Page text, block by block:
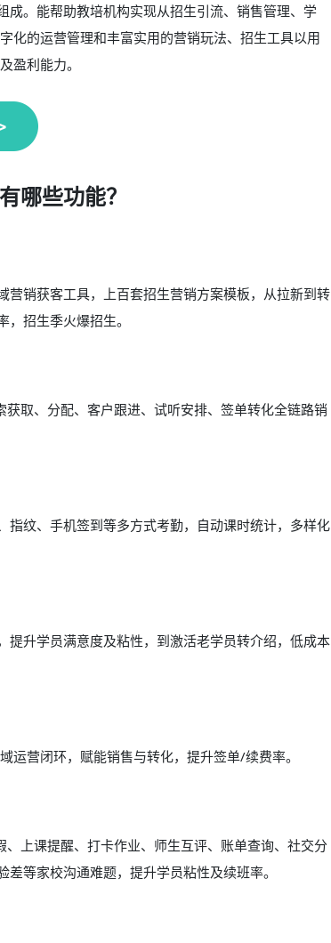
成。能帮助教培机构实现从招生引流、销售管理、学
化的运营管理和丰富实用的营销玩法、招生工具以用
盈利能力。
哪些功能？
销获客工具，上百套招生营销方案模板，从拉新到转
招生季火爆招生。
取、分配、客户跟进、试听安排、签单转化全链路销
纹、手机签到等多方式考勤，自动课时统计，多样化
升学员满意度及粘性，到激活老学员转介绍，低成本
营闭环，赋能销售与转化，提升签单/续费率。
上课提醒、打卡作业、师生互评、账单查询、社交分
等家校沟通难题，提升学员粘性及续班率。